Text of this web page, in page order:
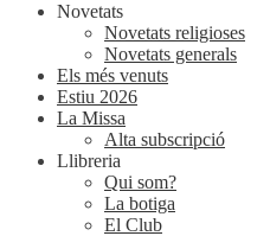
Novetats
Novetats religioses
Novetats generals
Els més venuts
Estiu 2026
La Missa
Alta subscripció
Llibreria
Qui som?
La botiga
El Club